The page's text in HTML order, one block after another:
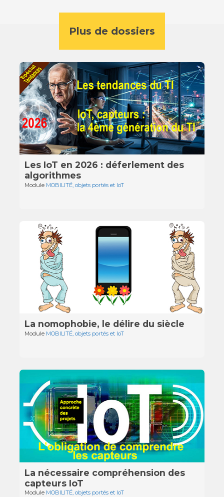
Plus de dossiers
Les IoT en 2026 : déferlement des
algorithmes
Module MOBILITÉ, objets portés et IoT
La nomophobie, le délire du siècle
Module MOBILITÉ, objets portés et IoT
La nécessaire compréhension des
capteurs IoT
Module MOBILITÉ, objets portés et IoT